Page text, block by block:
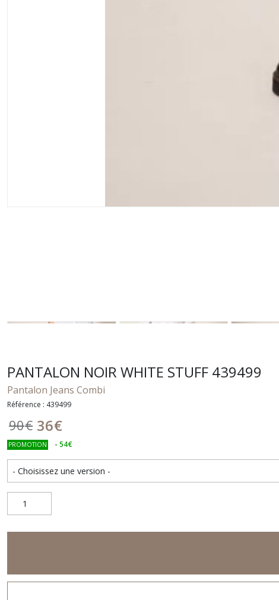
PANTALON NOIR WHITE STUFF 439499
Pantalon Jeans Combi
Référence : 439499
90€ 36€
PROMOTION - 54€